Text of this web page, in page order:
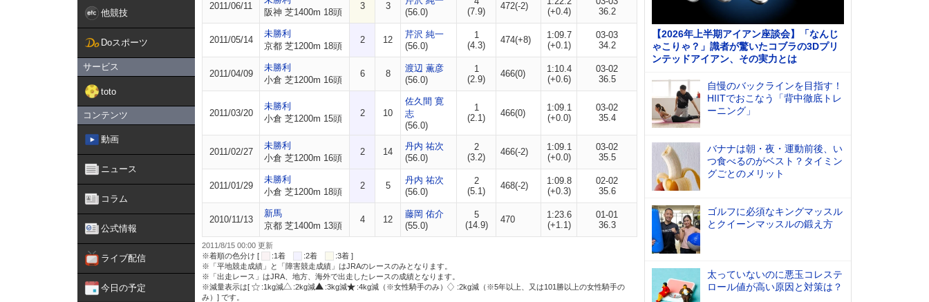
他競技
Doスポーツ
サービス
toto
コンテンツ
動画
ニュース
コラム
公式情報
ライブ配信
今日の予定
2011/06/11
阪神 芝1400m 18頭
3 3
(56.0)
(7.9)
472(-2)
(+0.4)
36.2
2011/05/14
未勝利
京都 芝1200m 18頭
2 12
芹沢 純一
(56.0)
1
(4.3)
474(+8)
1:09.7
(+0.1)
03-03
34.2
2011/04/09
未勝利
小倉 芝1200m 16頭
6 8
渡辺 薫彦
(56.0)
1
(2.9)
466(0)
1:10.4
(+0.6)
03-02
36.5
2011/03/20
未勝利
小倉 芝1200m 15頭
2 10
佐久間 寛
志
(56.0)
1
(2.1)
466(0)
1:09.1
(+0.0)
03-02
35.4
2011/02/27
未勝利
小倉 芝1200m 16頭
2 14
丹内 祐次
(56.0)
2
(3.2)
466(-2)
1:09.1
(+0.0)
03-02
35.5
2011/01/29
未勝利
小倉 芝1200m 18頭
2 5
丹内 祐次
(56.0)
2
(5.1)
468(-2)
1:09.8
(+0.3)
02-02
35.6
2010/11/13
新馬
京都 芝1400m 13頭
4 12
藤岡 佑介
(55.0)
5
(14.9)
470
1:23.6
(+1.1)
01-01
36.3
2011/8/15 00:00 更新
※着順の色分け [
:1着 :2着
:3着 ]
※「平地競走成績」と「障害競走成績」はJRAのレースのみとなります。
※「出走レース」はJRA、地方、海外で出走したレースの成績となります。
※減量表示は[
:1kg減 :2kg減 :3kg減 :4kg減（※女性騎手のみ）
:2kg減（※5年以上、又は101勝以上の女性騎手の
み）] です。
【2026年上半期アイアン座談会】「なんじ
ゃこりゃ？」識者が驚いたコブラの3Dプリ
ンテッドアイアン、その実力とは
自慢のバックラインを目指す！
HIITでおこなう「背中徹底トレ
ーニング」
バナナは朝・夜・運動前後、い
つ食べるのがベスト？タイミン
グごとのメリット
ゴルフに必須なキングマッスル
とクイーンマッスルの鍛え方
太っていないのに悪玉コレステ
ロール値が高い原因と対策は？